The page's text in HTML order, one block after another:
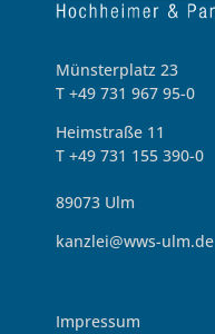
Münsterplatz 23
T +49 731 967 95-0
Heimstraße 11
T +49 731 155 390-0
89073 Ulm
kanzlei@wws-ulm.de
Impressum